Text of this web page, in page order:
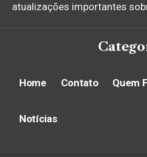
atualizações importantes
Home Contato Quem
Notícias